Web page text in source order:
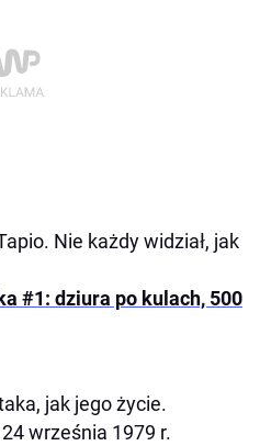
Nie każdy widział, jak
#1: dziura po kulach, 500
jak jego życie.
września 1979 r.